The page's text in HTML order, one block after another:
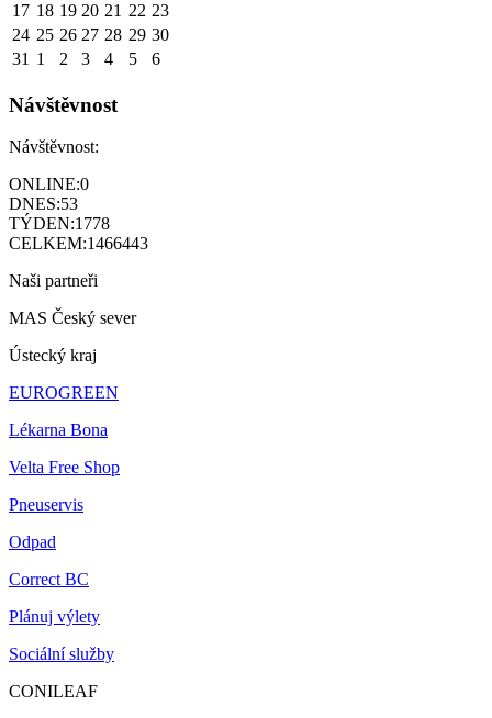
17 18 19 20 21 22 23
24 25 26 27 28 29 30
31 1 2 3 4 5 6
Návštěvnost
Návštěvnost:
ONLINE:0
DNES:53
TÝDEN:1778
CELKEM:1466443
Naši partneři
MAS Český sever
Ústecký kraj
EUROGREEN
Lékarna Bona
Velta Free Shop
Pneuservis
Odpad
Correct BC
Plánuj výlety
Sociální služby
CONILEAF